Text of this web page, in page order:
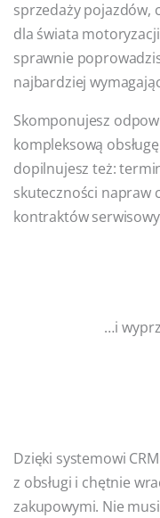
sprzedaży pojazdów,
dla świata
sprawnie
najbardziej
Skomponujesz
kompleksową
dopilnujesz też:
skuteczności napraw
kontraktów
…i
Dzięki systemowi
z obsługi i chętnie
zakupowymi. Nie